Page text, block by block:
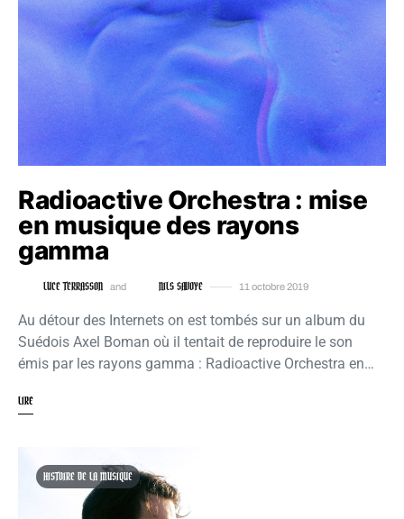
Radioactive Orchestra : mise
en musique des rayons
gamma
LUCE TERRASSON and NILS SAVOYE 11 octobre 2019
Au détour des Internets on est tombés sur un album du
Suédois Axel Boman où il tentait de reproduire le son
émis par les rayons gamma : Radioactive Orchestra en…
LIRE
HISTOIRE DE LA MUSIQUE